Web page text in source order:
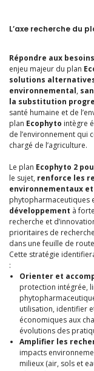
L’axe recherche du
Répondre aux
enjeu majeur du plan
solutions
environnemental,
la substitution
santé humaine et de
plan Ecophyto intègre
de l’environnement qui
chargé de l’agriculture.
Le plan Ecophyto 2
le sujet, renforce les
environnementaux
phytopharmaceutiques
développement à
recherche et
prioritaires de
dans une feuille de
Cette stratégie
:
Orienter et
protection intégrée,
utilisation, identifier
économiques aux
évolutions des
Amplifier les
impacts
milieux (air, sols et